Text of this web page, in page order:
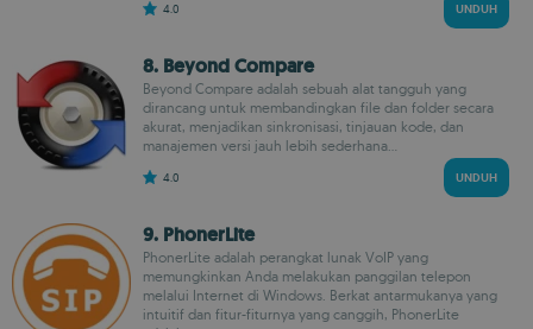
4.0 UNDUH
8. Beyond Compare
Beyond Compare adalah sebuah alat tangguh yang
dirancang untuk membandingkan file dan folder secara
akurat, menjadikan sinkronisasi, tinjauan kode, dan
manajemen versi jauh lebih sederhana...
4.0 UNDUH
9. PhonerLite
PhonerLite adalah perangkat lunak VoIP yang
memungkinkan Anda melakukan panggilan telepon
melalui Internet di Windows. Berkat antarmukanya yang
intuitif dan fitur-fiturnya yang canggih, PhonerLite